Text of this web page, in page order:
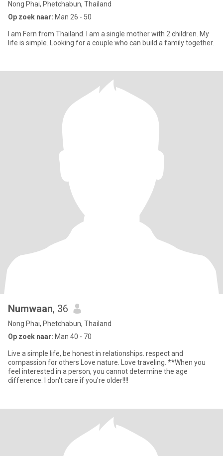
Nong Phai, Phetchabun, Thailand
Op zoek naar: Man 26 - 50
I am Fern from Thailand. I am a single mother with 2 children. My
life is simple. Looking for a couple who can build a family together.
Numwaan, 36
Nong Phai, Phetchabun, Thailand
Op zoek naar: Man 40 - 70
Live a simple life, be honest in relationships. respect and
compassion for others Love nature. Love traveling. **When you
feel interested in a person, you cannot determine the age
difference. I don't care if you're older!!!!